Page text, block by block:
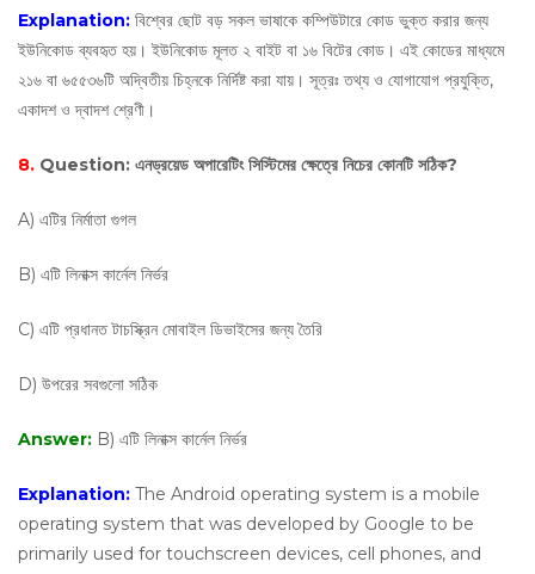
Explanation: বিশ্বের ছোট বড় সকল ভাষাকে কম্পিউটারে কোড ভুক্ত করার জন্য
ইউনিকোড ব্যবহৃত হয়। ইউনিকোড মূলত ২ বাইট বা ১৬ বিটের কোড। এই কোডের মাধ্যমে
২১৬ বা ৬৫৫৩৬টি অদ্বিতীয় চিহ্নকে নির্দিষ্ট করা যায়। সূত্রঃ তথ্য ও যোগাযোগ প্রযুক্তি,
একাদশ ও দ্বাদশ শ্রেণী।
8. Question: এনড্রয়েড অপারেটিং সিস্টিমের ক্ষেত্রে নিচের কোনটি সঠিক?
A) এটির নির্মাতা গুগল
B) এটি লিনাক্স কার্নেল নির্ভর
C) এটি প্রধানত টাচস্ক্রিন মোবাইল ডিভাইসের জন্য তৈরি
D) উপরের সবগুলো সঠিক
Answer: B) এটি লিনাক্স কার্নেল নির্ভর
Explanation: The Android operating system is a mobile
operating system that was developed by Google to be
primarily used for touchscreen devices, cell phones, and